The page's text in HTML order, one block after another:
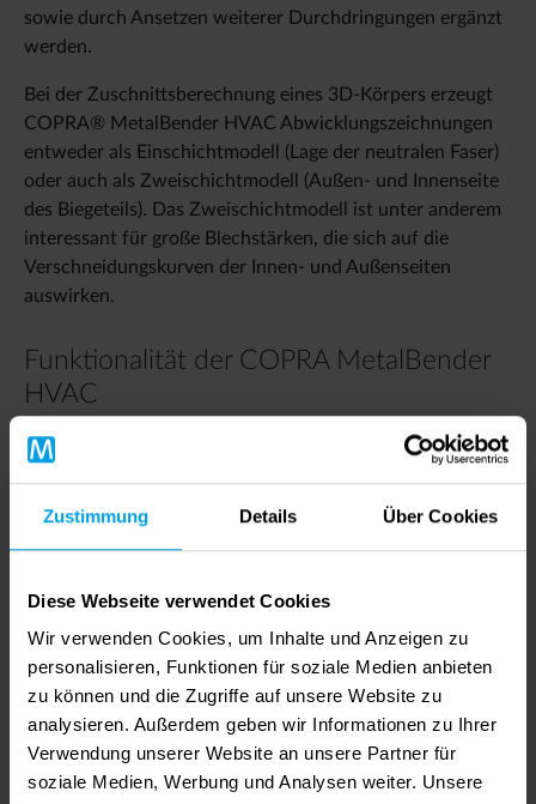
Zustimmung Details Über Cookies
Diese Webseite verwendet Cookies
Wir verwenden Cookies, um Inhalte und Anzeigen zu
personalisieren, Funktionen für soziale Medien anbieten
zu können und die Zugriffe auf unsere Website zu
analysieren. Außerdem geben wir Informationen zu Ihrer
Verwendung unserer Website an unsere Partner für
soziale Medien, Werbung und Analysen weiter. Unsere
sowie durch Ansetzen weiterer Durchdringungen ergänzt
werden.
Bei der Zuschnittsberechnung eines 3D-Körpers erzeugt
COPRA® MetalBender HVAC Abwicklungszeichnungen
entweder als Einschichtmodell (Lage der neutralen Faser)
oder auch als Zweischichtmodell (Außen- und Innenseite
des Biegeteils). Das Zweischichtmodell ist unter anderem
interessant für große Blechstärken, die sich auf die
Verschneidungskurven der Innen- und Außenseiten
auswirken.
Funktionalität der COPRA MetalBender
HVAC
2D-Abwicklungsbibliothek:
Rohrleitung
Rohrknie
Konischer Rohrbogen
Rohrabzweigung
Schräg geschnittener Zylinder
Geschnittenes Prisma, mehrseitiger
Pyramidenstumpf
Hosenrohr rund und eckig
Stutzen auf Klöpperboden